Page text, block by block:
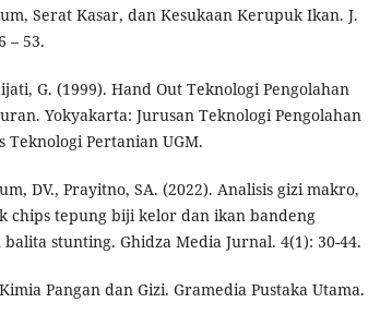
Serat Kasar, dan Kesukaan Kerupuk Ikan. J.
– 53.
G. (1999). Hand Out Teknologi Pengolahan
Yokyakarta: Jurusan Teknologi Pengolahan
Teknologi Pertanian UGM.
DV., Prayitno, SA. (2022). Analisis gizi makro,
chips tepung biji kelor dan ikan bandeng
stunting. Ghidza Media Jurnal. 4(1): 30-44.
Pangan dan Gizi. Gramedia Pustaka Utama.